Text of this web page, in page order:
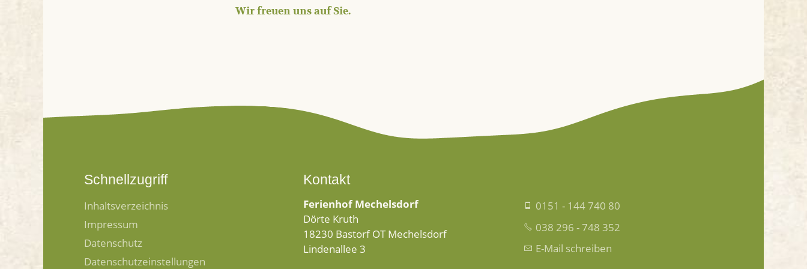
Wir freuen uns auf Sie.
Schnellzugriff
Inhaltsverzeichnis
Impressum
Datenschutz
Datenschutzeinstellungen
Kontakt
Ferienhof Mechelsdorf
Dörte Kruth
18230 Bastorf OT Mechelsdorf
Lindenallee 3
0151 - 144 740 80
038 296 - 748 352
E-Mail schreiben